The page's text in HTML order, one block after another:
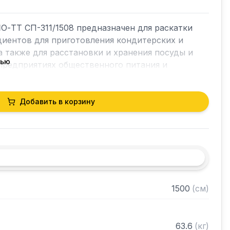
ТТ СП-311/1508 предназначен для раскатки
для приготовления кондитерских и
также для расстановки и хранения посуды и
общественного питания и
40 мм)
металла толщиной 2 мм
виде
Добавить в корзину
1500 (см)
63.6 (кг)